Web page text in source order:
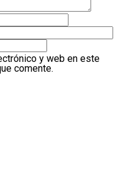
y web en este
comente.